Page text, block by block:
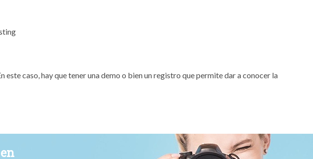
este caso, hay que tener una demo o bien un registro que permite dar a conocer la